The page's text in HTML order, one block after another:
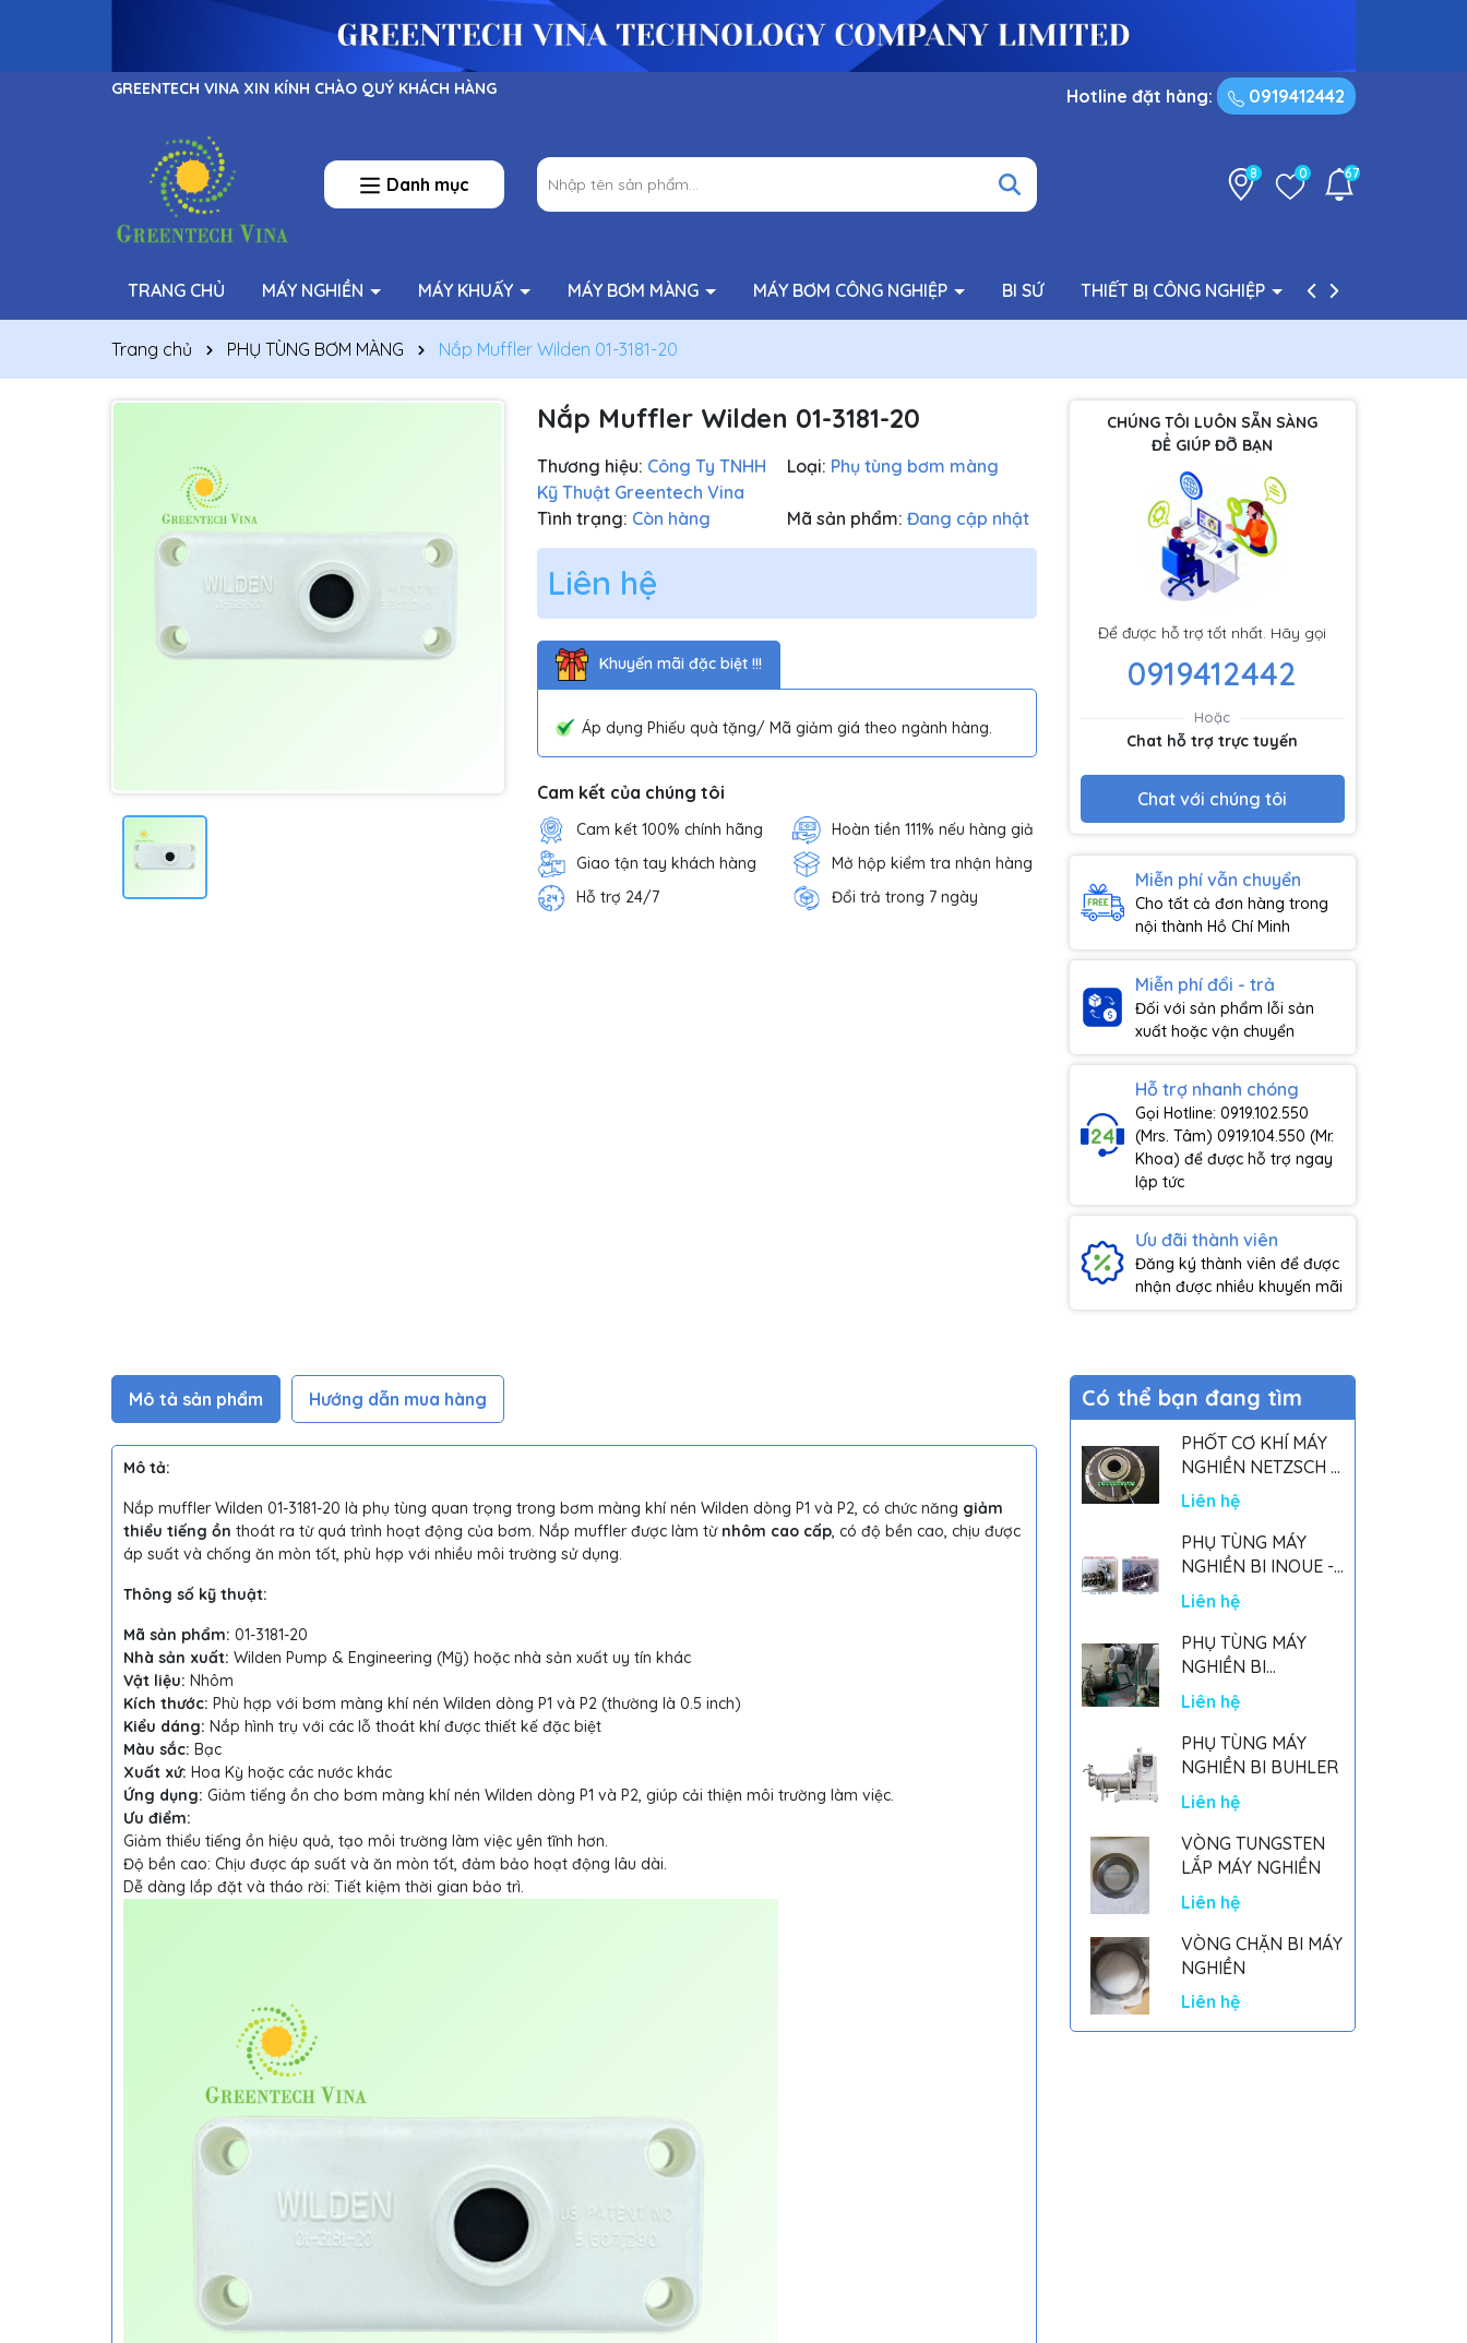
GREENTECH VINA XIN KÍNH CHÀO QUÝ KHÁCH HÀNG Hotline đặt hàng: 0919412442
Danh mục
8 0 67
TRANG CHỦ MÁY NGHIỀN MÁY KHUẤY MÁY BƠM MÀNG MÁY BƠM CÔNG NGHIỆP BI SỨ THIẾT BỊ CÔNG NGHIỆP PHỤ TÙNG BƠM
Trang chủ PHỤ TÙNG BƠM MÀNG Nắp Muffler Wilden 01-3181-20
Nắp Muffler Wilden 01-3181-20
Thương hiệu: Công Ty TNHH
Kỹ Thuật Greentech Vina
Loại: Phụ tùng bơm màng
Tình trạng: Còn hàng Mã sản phẩm: Đang cập nhật
Liên hệ
Khuyến mãi đặc biệt !!!
Áp dụng Phiếu quà tặng/ Mã giảm giá theo ngành hàng.
Cam kết của chúng tôi
Cam kết 100% chính hãng
Hoàn tiền 111% nếu hàng giả
Giao tận tay khách hàng
Mở hộp kiểm tra nhận hàng
Hỗ trợ 24/7
Đổi trả trong 7 ngày
CHÚNG TÔI LUÔN SẴN SÀNG
ĐỂ GIÚP ĐỠ BẠN
Để được hỗ trợ tốt nhất. Hãy gọi
0919412442
Hoặc
Chat hỗ trợ trực tuyến
Chat với chúng tôi
Miễn phí vẫn chuyển
Cho tất cả đơn hàng trong
nội thành Hồ Chí Minh
Miễn phí đổi - trả
Đối với sản phẩm lỗi sản
xuất hoặc vận chuyển
Hỗ trợ nhanh chóng
Gọi Hotline: 0919.102.550
(Mrs. Tâm) 0919.104.550 (Mr.
Khoa) để được hỗ trợ ngay
lập tức
Ưu đãi thành viên
Đăng ký thành viên để được
nhận được nhiều khuyến mãi
Mô tả sản phẩm Hướng dẫn mua hàng
Mô tả:
Nắp muffler Wilden 01-3181-20 là phụ tùng quan trọng trong bơm màng khí nén Wilden dòng P1 và P2, có chức năng giảm
thiểu tiếng ồn thoát ra từ quá trình hoạt động của bơm. Nắp muffler được làm từ nhôm cao cấp , có độ bền cao, chịu được
áp suất và chống ăn mòn tốt, phù hợp với nhiều môi trường sử dụng.
Thông số kỹ thuật:
Mã sản phẩm: 01-3181-20
Nhà sản xuất: Wilden Pump & Engineering (Mỹ) hoặc nhà sản xuất uy tín khác
Vật liệu: Nhôm
Kích thước: Phù hợp với bơm màng khí nén Wilden dòng P1 và P2 (thường là 0.5 inch)
Kiểu dáng: Nắp hình trụ với các lỗ thoát khí được thiết kế đặc biệt
Màu sắc: Bạc
Xuất xứ: Hoa Kỳ hoặc các nước khác
Ứng dụng: Giảm tiếng ồn cho bơm màng khí nén Wilden dòng P1 và P2, giúp cải thiện môi trường làm việc.
Ưu điểm:
Giảm thiểu tiếng ồn hiệu quả, tạo môi trường làm việc yên tĩnh hơn.
Độ bền cao: Chịu được áp suất và ăn mòn tốt, đảm bảo hoạt động lâu dài.
Dễ dàng lắp đặt và tháo rời: Tiết kiệm thời gian bảo trì.
Có thể bạn đang tìm
PHỐT CƠ KHÍ MÁY
NGHIỀN NETZSCH -
GERMANY
Liên hệ
PHỤ TÙNG MÁY
NGHIỀN BI INOUE -
PARTS FOR MHGII-
50 MIGHTY MILL
MARK II
Liên hệ
PHỤ TÙNG MÁY
NGHIỀN BI
NETSZCH
Liên hệ
PHỤ TÙNG MÁY
NGHIỀN BI BUHLER
Liên hệ
VÒNG TUNGSTEN
LẮP MÁY NGHIỀN
Liên hệ
VÒNG CHẶN BI MÁY
NGHIỀN
Liên hệ